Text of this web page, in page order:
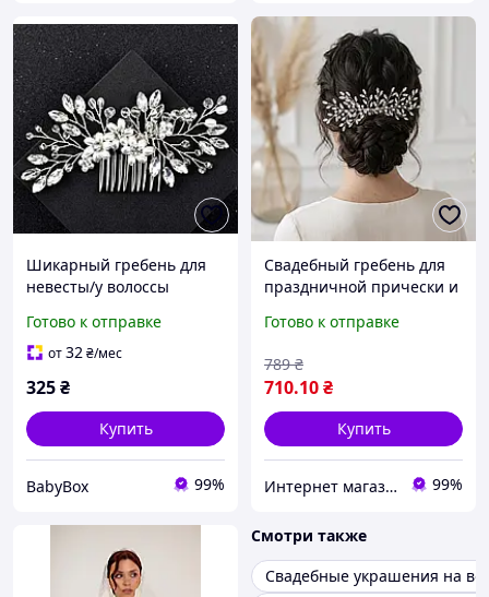
Шикарный гребень для
невесты/у волоссы
Готово к отправке
от32₴/мес
325₴
Купить
BabyBox 99%
Свадебный гребень для
праздничной прически и
OK00024-1, серебрристый
Готово к отправке
710.10₴
789 ₴
Купить
Интернет магазин BLAGOY-ART 99%
Смотри также
Свадебные украшения на